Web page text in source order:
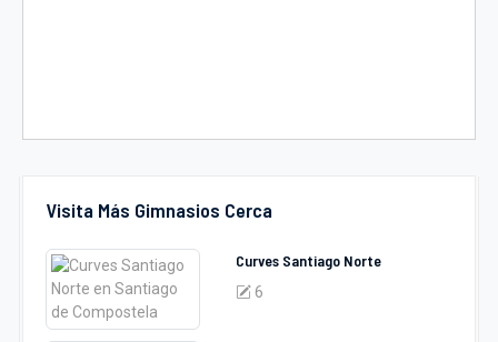
Visita Más Gimnasios Cerca
Curves Santiago Norte
6